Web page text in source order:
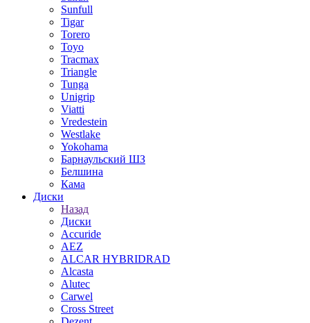
Sunfull
Tigar
Torero
Toyo
Tracmax
Triangle
Tunga
Unigrip
Viatti
Vredestein
Westlake
Yokohama
Барнаульский ШЗ
Белшина
Кама
Диски
Назад
Диски
Accuride
AEZ
ALCAR HYBRIDRAD
Alcasta
Alutec
Carwel
Cross Street